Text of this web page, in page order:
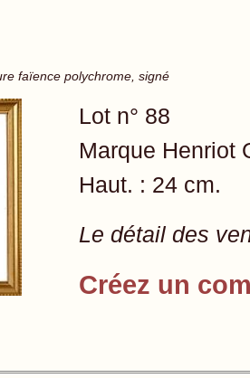
faïence polychrome, signé
Lot n° 88
Marque Henriot
Haut. : 24 cm.
Le détail des
Créez un